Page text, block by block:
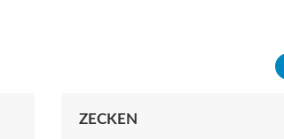
ZECKEN